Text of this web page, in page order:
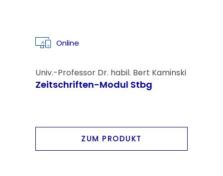
Online
Univ.-Professor Dr. habil. Bert Kaminski
Zeitschriften-Modul Stbg
ZUM PRODUKT